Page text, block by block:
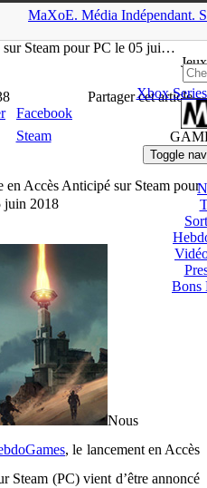
MaXoE. Média Indépendant.
Jeux
Xbox
Toggle
Bons
sur Steam pour PC le 05 jui…
Partager cet article
Facebook
Steam
Accès Anticipé sur Steam pour
juin 2018
Nous
, le lancement en Accès
Steam (PC) vient d’être annoncé